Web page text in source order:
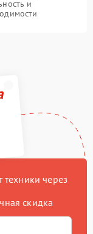
и
через
скидка